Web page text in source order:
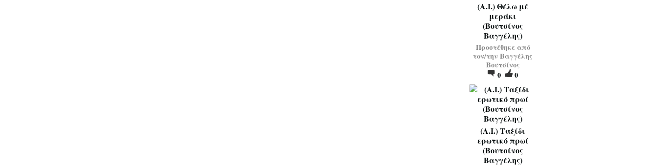
(Α.Ι.) Θέλω μέ
μεράκι
(Βουτσίνος
Βαγγέλης)
Προστέθηκε από
τον/τηνΒαγγέλης
Βουτσίνος
0
0
(Α.Ι.) Ταξίδι
ερωτικό πρωί
(Βουτσίνος
Βαγγέλης)